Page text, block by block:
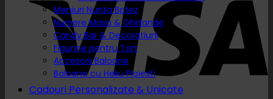
Meniuri Nunta Botez
Numere Masa & Ghirlande
Candy Bar & Decoratiuni
Figurine pentru Tort
Accesorii Baloane
Baloane cu Heliu Ploiesti
Cadouri Personalizate & Unicate